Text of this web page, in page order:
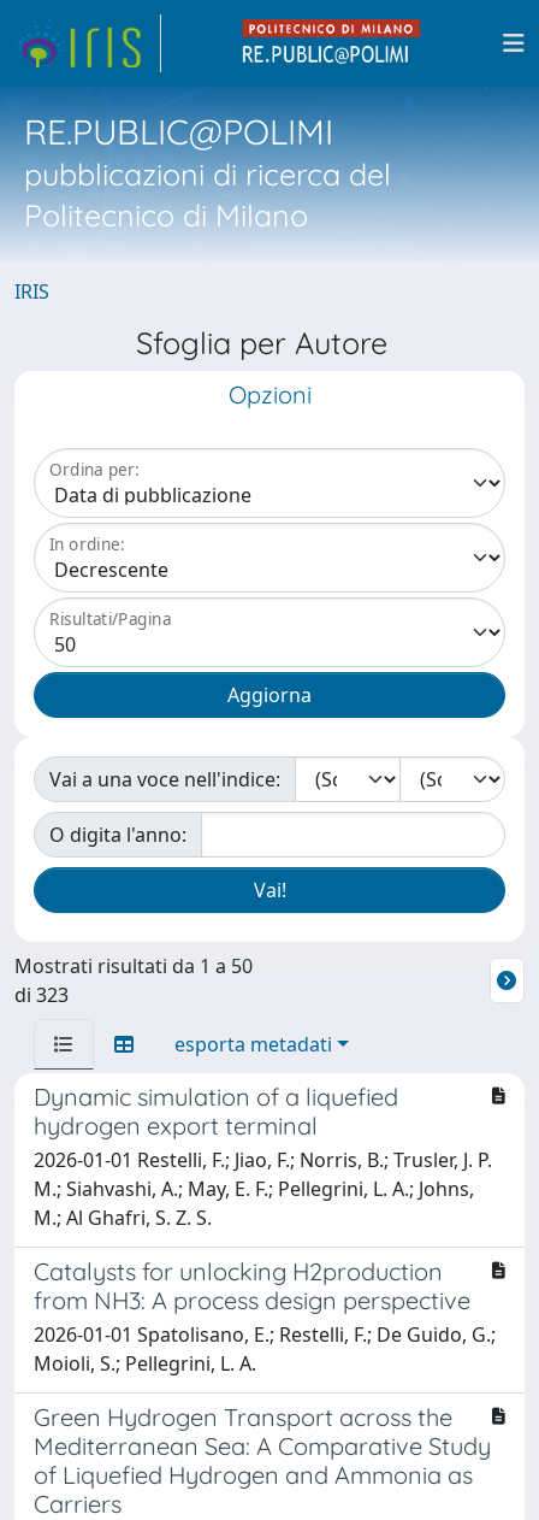
RE.PUBLIC@POLIMI
pubblicazioni di ricerca del
Politecnico di Milano
IRIS
Sfoglia per Autore
Opzioni
Ordina per:
In ordine:
Risultati/Pagina
Vai a una voce nell'indice:
O digita l'anno:
Mostrati risultati da 1 a 50
di 323
esporta metadati
Dynamic simulation of a liquefied
hydrogen export terminal
2026-01-01 Restelli, F.; Jiao, F.; Norris, B.; Trusler, J. P.
M.; Siahvashi, A.; May, E. F.; Pellegrini, L. A.; Johns,
M.; Al Ghafri, S. Z. S.
Catalysts for unlocking H2production
from NH3: A process design perspective
2026-01-01 Spatolisano, E.; Restelli, F.; De Guido, G.;
Moioli, S.; Pellegrini, L. A.
Green Hydrogen Transport across the
Mediterranean Sea: A Comparative Study
of Liquefied Hydrogen and Ammonia as
Carriers